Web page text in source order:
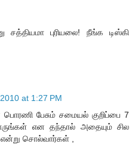
புரியலை! நீங்க டிஸ்கி
at 1:27 PM
பேசும் சமையல் குறிப்பை 7
என தந்தால் அதையும் சில
சொல்வார்கள் ,